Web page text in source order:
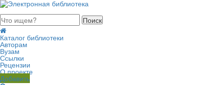
2026, четверг
Каталог библиотеки
Авторам
Вузам
Ссылки
Рецензии
О проекте
Добавить